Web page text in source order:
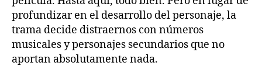
profundizar en el desarrollo del personaje, la
trama decide distraernos con números
musicales y personajes secundarios que no
aportan absolutamente nada.